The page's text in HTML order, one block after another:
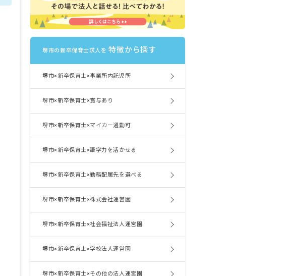
堺市の新卒保育士求人を 特徴から探す
堺市×新卒保育士×事業所内託児所
堺市×新卒保育士×賞与あり
堺市×新卒保育士×マイカー通勤可
堺市×新卒保育士×語学力を活かせる
堺市×新卒保育士×勤務配属先を選べる
堺市×新卒保育士×株式会社運営園
堺市×新卒保育士×社会福祉法人運営園
堺市×新卒保育士×学校法人運営園
堺市×新卒保育士×その他の法人運営園